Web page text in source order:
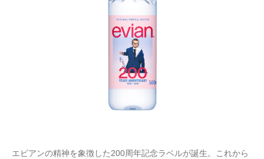
エビアンの精神を象徴した200周年記念ラベルが誕生。これから